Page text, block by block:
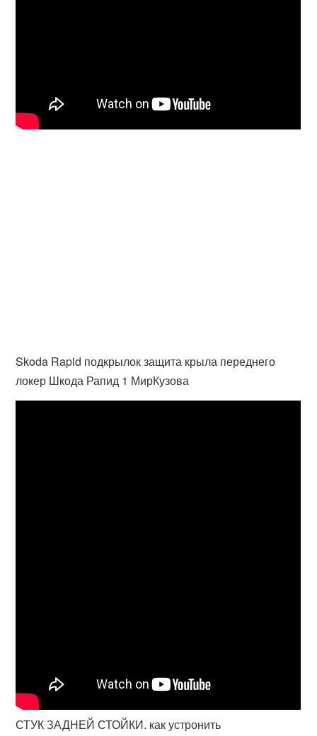
Skoda Rapid подкрылок защита крыла переднего
локер Шкода Рапид 1 МирКузова
СТУК ЗАДНЕЙ СТОЙКИ. как устронить